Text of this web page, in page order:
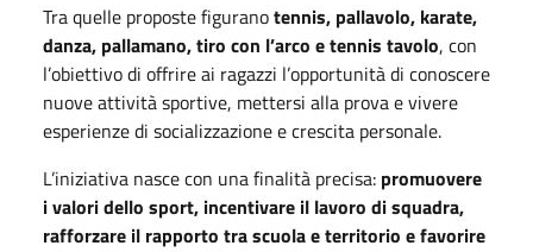
Tra quelle proposte figuranotennis, pallavolo, karate,
danza, pallamano, tiro con l’arco e tennis tavolo, con
l’obiettivo di offrire ai ragazzi l’opportunità di conoscere
nuove attività sportive, mettersi alla prova e vivere
esperienze di socializzazione e crescita personale.
L’iniziativa nasce con una finalità precisa: promuovere
i valori dello sport, incentivare il lavoro di squadra,
rafforzare il rapporto tra scuola e territorio e favorire